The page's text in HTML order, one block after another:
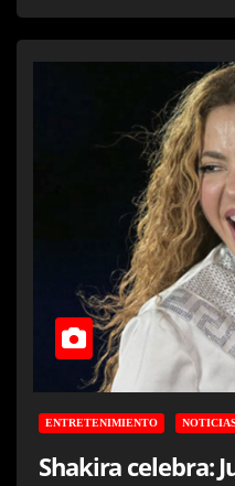
ENTRETENIMIENTO NOTICIAS
Shakira celebra: